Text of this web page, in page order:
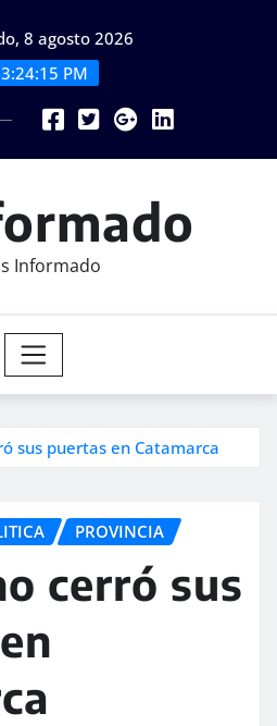
8 agosto 2026
3:24:16 PM
Informado
sus puertas en Catamarca
PROVINCIA
cerró sus